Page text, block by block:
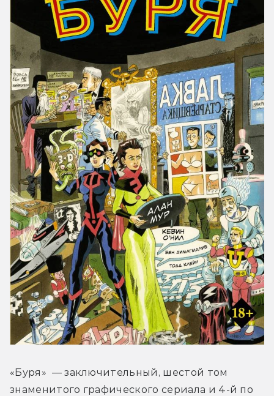
«Буря»  — заключительный, шестой том
знаменитого графического сериала и 4-й по